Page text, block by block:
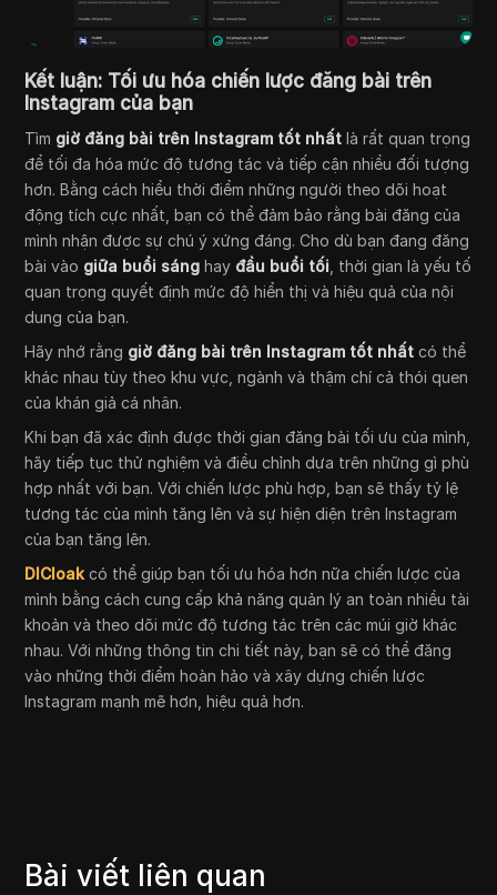
Kết luận: Tối ưu hóa chiến lược đăng bài trên
Instagram của bạn
Tìm giờ đăng bài trên Instagram tốt nhất là rất quan trọng
để tối đa hóa mức độ tương tác và tiếp cận nhiều đối tượng
hơn. Bằng cách hiểu thời điểm những người theo dõi hoạt
động tích cực nhất, bạn có thể đảm bảo rằng bài đăng của
mình nhận được sự chú ý xứng đáng. Cho dù bạn đang đăng
bài vào giữa buổi sáng hay đầu buổi tối , thời gian là yếu tố
quan trọng quyết định mức độ hiển thị và hiệu quả của nội
dung của bạn.
Hãy nhớ rằng giờ đăng bài trên Instagram tốt nhất có thể
khác nhau tùy theo khu vực, ngành và thậm chí cả thói quen
của khán giả cá nhân.
Khi bạn đã xác định được thời gian đăng bài tối ưu của mình,
hãy tiếp tục thử nghiệm và điều chỉnh dựa trên những gì phù
hợp nhất với bạn. Với chiến lược phù hợp, bạn sẽ thấy tỷ lệ
tương tác của mình tăng lên và sự hiện diện trên Instagram
của bạn tăng lên.
DICloakcó thể giúp bạn tối ưu hóa hơn nữa chiến lược của
mình bằng cách cung cấp khả năng quản lý an toàn nhiều tài
khoản và theo dõi mức độ tương tác trên các múi giờ khác
nhau. Với những thông tin chi tiết này, bạn sẽ có thể đăng
vào những thời điểm hoàn hảo và xây dựng chiến lược
Instagram mạnh mẽ hơn, hiệu quả hơn.
Bài viết liên quan